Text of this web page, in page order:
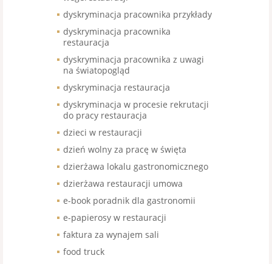
dyskryminacja pracownika przykłady
dyskryminacja pracownika
restauracja
dyskryminacja pracownika z uwagi
na światopogląd
dyskryminacja restauracja
dyskryminacja w procesie rekrutacji
do pracy restauracja
dzieci w restauracji
dzień wolny za pracę w święta
dzierżawa lokalu gastronomicznego
dzierżawa restauracji umowa
e-book poradnik dla gastronomii
e-papierosy w restauracji
faktura za wynajem sali
food truck